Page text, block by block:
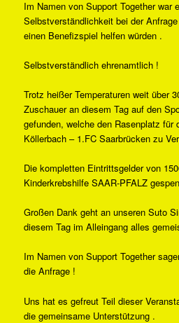
Im Namen von Support Together war
Selbstverständlichkeit bei der
einen Benefizspiel helfen würden .
Selbstverständlich ehrenamtlich !
Trotz heißer Temperaturen weit über
Zuschauer an diesem Tag auf den
gefunden, welche den Rasenplatz für
Köllerbach – 1.FC Saarbrücken zu
Die kompletten Eintrittsgelder von
Kinderkrebshilfe SAAR-PFALZ
Großen Dank geht an unseren Suto
diesem Tag im Alleingang alles
Im Namen von Support Together
die Anfrage !
Uns hat es gefreut Teil dieser
die gemeinsame Unterstützung .